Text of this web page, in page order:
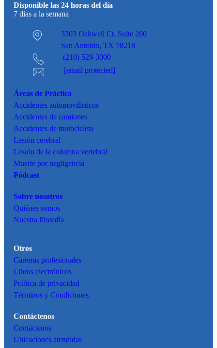
Disponible las 24 horas del día
7 días a la semana
3303 Oakwell Ct, Suite 200
San Antonio, TX 78218
(210) 529-3000
[email protected]
Áreas de Práctica
Accidentes automovilísticos
Accidentes de camiones
Accidentes de motocicleta
Lesión cerebral
Lesión de la columna vertebral
Muerte por negligencia
Pódcast
Sobre nosotros
Quiénes somos
Nuestra filosofía
Otros
Carreras profesionales
Libros electrónicos
Política de privacidad
Términos y Condiciones
Contáctenos
Contáctenos
Ubicaciones atendidas